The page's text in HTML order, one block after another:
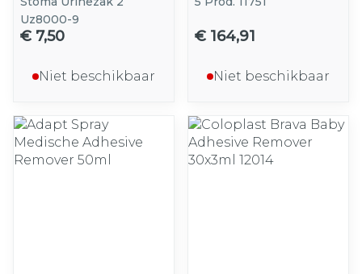
Uz8000-9
€ 7,50
Niet beschikbaar
€ 164,91
Niet beschikbaar